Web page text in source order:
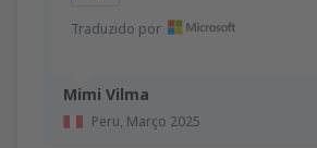
Mimi Vilma
Peru, Março 2025
Traduzido por